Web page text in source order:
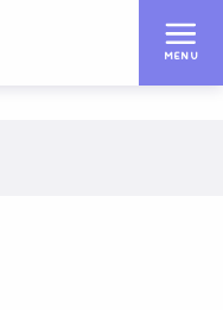
MENU